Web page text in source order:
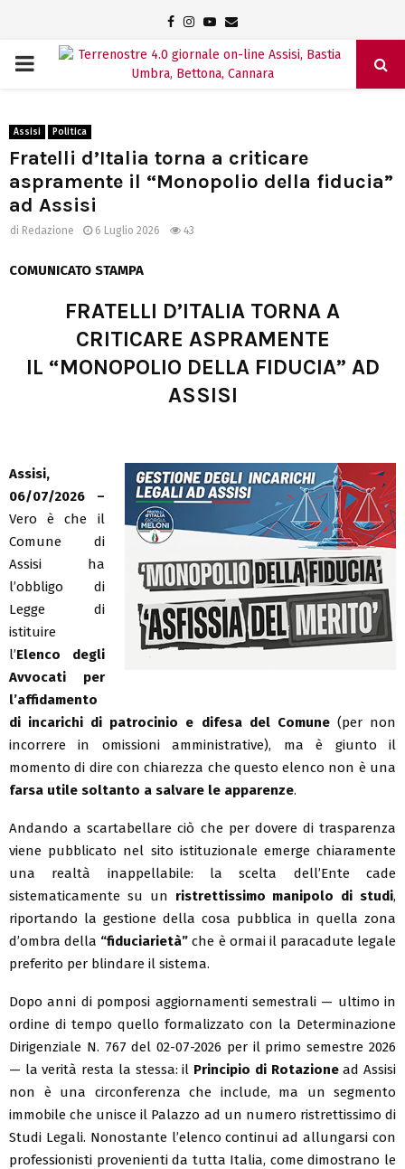
Facebook
Instagram
Youtube
Email
PRIMARY
Assisi Politica
Fratelli d’Italia torna a criticare
aspramente il “Monopolio della fiducia”
ad Assisi
di Redazione 6 Luglio 2026 43
COMUNICATO STAMPA
FRATELLI D’ITALIA TORNA A
CRITICARE ASPRAMENTE
IL “MONOPOLIO DELLA FIDUCIA” AD
ASSISI
Assisi,
06/07/2026 –
Vero è che il
Comune di
Assisi ha
l’obbligo di
Legge di
istituire
l’Elenco degli
Avvocati per
l’affidamento
di incarichi di patrocinio e difesa del Comune (per non
incorrere in omissioni amministrative), ma è giunto il
momento di dire con chiarezza che questo elenco non è una
farsa utile soltanto a salvare le apparenze.
Andando a scartabellare ciò che per dovere di trasparenza
viene pubblicato nel sito istituzionale emerge chiaramente
una realtà inappellabile: la scelta dell’Ente cade
sistematicamente su un ristrettissimo manipolo di studi,
riportando la gestione della cosa pubblica in quella zona
d’ombra della “fiduciarietà”che è ormai il paracadute legale
preferito per blindare il sistema.
Dopo anni di pomposi aggiornamenti semestrali — ultimo in
ordine di tempo quello formalizzato con la Determinazione
Dirigenziale N. 767 del 02-07-2026 per il primo semestre 2026
— la verità resta la stessa: il Principio di Rotazionead Assisi
non è una circonferenza che include, ma un segmento
immobile che unisce il Palazzo ad un numero ristrettissimo di
Studi Legali. Nonostante l’elenco continui ad allungarsi con
professionisti provenienti da tutta Italia, come dimostrano le